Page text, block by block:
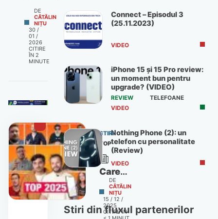
DE
CĂTĂLIN
NIȚU
30 /
01 /
2026
CITIRE
ÎN 2
MINUTE
STIRI
TOP
Care
sunt
cele
mai
DE
CĂTĂLIN
NIȚU
15 / 12 /
2025
CITIRE ÎN
Connect – Episodul 3
(25.11.2023)
VIDEO
iPhone 15 și 15 Pro review:
un moment bun pentru
upgrade? (VIDEO)
REVIEW
TELEFOANE
VIDEO
Nothing Phone (2): un
telefon cu personalitate
(Review)
VIDEO
Stiri din fluxul partenerilor